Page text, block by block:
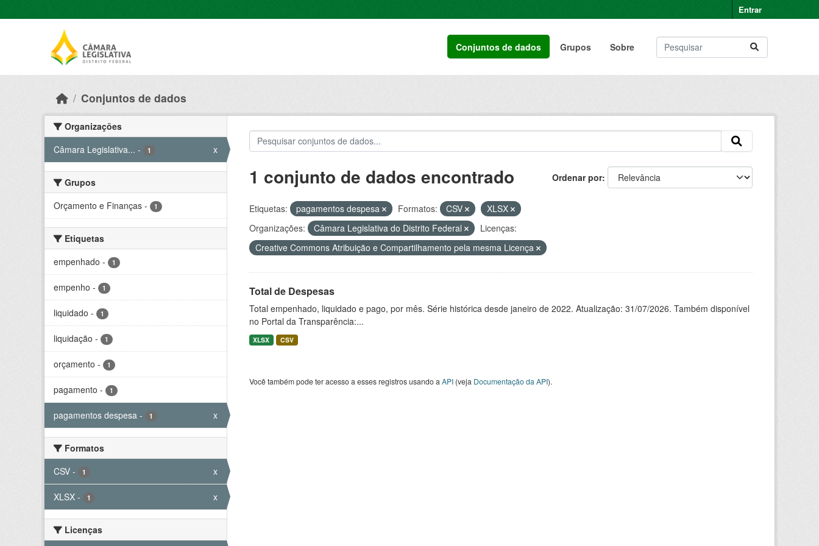
Entrar
Conjuntos de dados Grupos Sobre
Conjuntos de dados
Organizações
Câmara Legislativa... - 1 x
Grupos
Orçamento e Finanças - 1
Etiquetas
empenhado - 1
empenho - 1
liquidado - 1
liquidação - 1
orçamento - 1
pagamento - 1
pagamentos despesa - 1 x
Formatos
CSV - 1 x
XLSX - 1 x
Licenças
Ordenar por
1 conjunto de dados encontrado
Etiquetas: pagamentos despesa Formatos: CSV
XLSX
Organizações:
Câmara Legislativa do Distrito Federal
Licenças:
Creative Commons Atribuição e Compartilhamento pela mesma Licença
Total de Despesas
Total empenhado, liquidado e pago, por mês. Série histórica desde janeiro de 2022. Atualização: 31/07/2026. Também disponível
no Portal da Transparência:...
XLSX CSV
Você também pode ter acesso a esses registros usando a API(veja Documentação da API).